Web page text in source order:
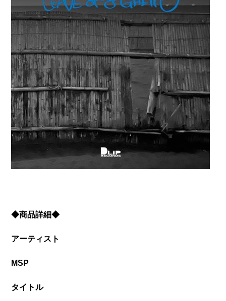
◆商品詳細◆
アーティスト
MSP
タイトル